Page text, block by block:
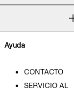
Ayuda
CONTACTO
SERVICIO AL